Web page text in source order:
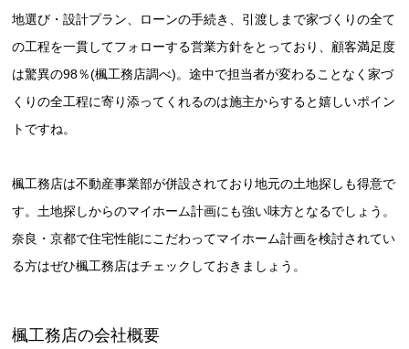
地選び・設計プラン、ローンの手続き、引渡しまで家づくりの全て
の工程を一貫してフォローする営業方針をとっており、顧客満足度
は驚異の98％(楓工務店調べ)。途中で担当者が変わることなく家づ
くりの全工程に寄り添ってくれるのは施主からすると嬉しいポイン
トですね。
楓工務店は不動産事業部が併設されており地元の土地探しも得意で
す。土地探しからのマイホーム計画にも強い味方となるでしょう。
奈良・京都で住宅性能にこだわってマイホーム計画を検討されてい
る方はぜひ楓工務店はチェックしておきましょう。
楓工務店の会社概要